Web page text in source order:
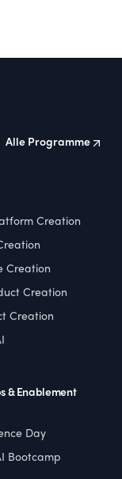
Alle Programme
Creation
Creation
Creation
Creation
& Enablement
Day
Bootcamp